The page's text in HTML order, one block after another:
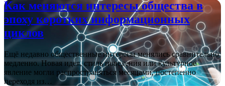
Как меняются интересы общества в
эпоху коротких информационных
циклов
Ещё недавно общественные интересы менялись сравнительно
медленно. Новая идея, стиль поведения или культурное
явление могли распространяться месяцами, постепенно
переходя из…